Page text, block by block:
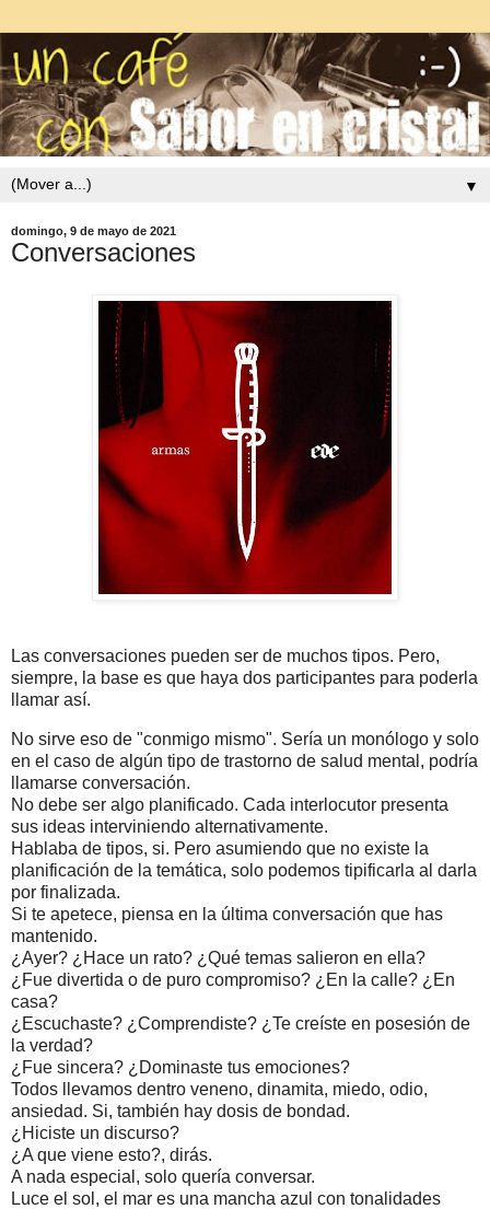
▼
domingo, 9 de mayo de 2021
Conversaciones
Las conversaciones pueden ser de muchos tipos. Pero,
siempre, la base es que haya dos participantes para poderla
llamar así.
No sirve eso de "conmigo mismo". Sería un monólogo y solo
en el caso de algún tipo de trastorno de salud mental, podría
llamarse conversación.
No debe ser algo planificado. Cada interlocutor presenta
sus ideas interviniendo alternativamente.
Hablaba de tipos, si. Pero asumiendo que no existe la
planificación de la temática, solo podemos tipificarla al darla
por finalizada.
Si te apetece, piensa en la última conversación que has
mantenido.
¿Ayer? ¿Hace un rato? ¿Qué temas salieron en ella?
¿Fue divertida o de puro compromiso? ¿En la calle? ¿En
casa?
¿Escuchaste? ¿Comprendiste? ¿Te creíste en posesión de
la verdad?
¿Fue sincera? ¿Dominaste tus emociones?
Todos llevamos dentro veneno, dinamita, miedo, odio,
ansiedad. Si, también hay dosis de bondad.
¿Hiciste un discurso?
¿A que viene esto?, dirás.
A nada especial, solo quería conversar.
Luce el sol, el mar es una mancha azul con tonalidades